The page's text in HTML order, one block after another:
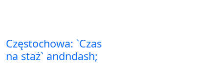
Częstochowa: `Czas
na staż` andndash;